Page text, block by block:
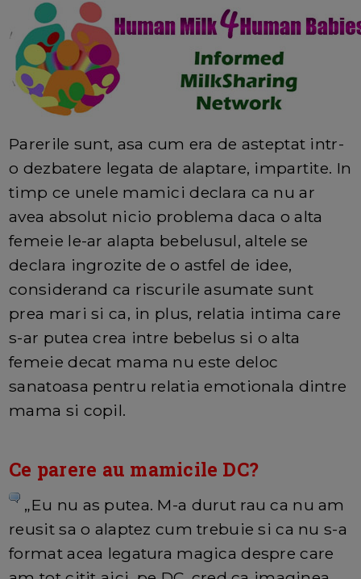
Parerile sunt, asa cum era de asteptat intr-
o dezbatere legata de alaptare, impartite. In
timp ce unele mamici declara ca nu ar
avea absolut nicio problema daca o alta
femeie le-ar alapta bebelusul, altele se
declara ingrozite de o astfel de idee,
considerand ca riscurile asumate sunt
prea mari si ca, in plus, relatia intima care
s-ar putea crea intre bebelus si o alta
femeie decat mama nu este deloc
sanatoasa pentru relatia emotionala dintre
mama si copil.
Ce parere au mamicile DC?
„Eu nu as putea. M-a durut rau ca nu am
reusit sa o alaptez cum trebuie si ca nu s-a
format acea legatura magica despre care